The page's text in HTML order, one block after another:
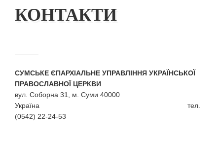
КОНТАКТИ
СУМСЬКЕ ЄПАРХІАЛЬНЕ УПРАВЛІННЯ УКРАЇНСЬКОЇ
ПРАВОСЛАВНОЇ ЦЕРКВИ
вул. Соборна 31, м. Суми 40000
Україна тел.
(0542) 22-24-53